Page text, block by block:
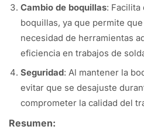
Cambio de boquillas: Facilita
boquillas, ya que permite
necesidad de herramientas
eficiencia en trabajos de
Seguridad: Al mantener la
evitar que se desajuste
comprometer la calidad del
Resumen: